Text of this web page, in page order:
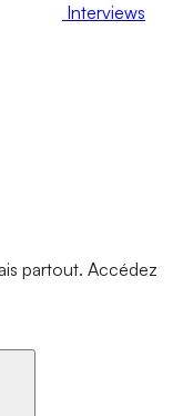
Interviews
partout. Accédez